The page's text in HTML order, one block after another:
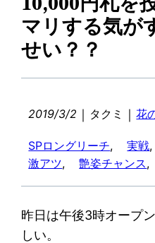
マリする気が
せい？？
2019/3/2 ｜ タクミ ｜花
SPロングリーチ, 実戦,
激アツ, 艶姿チャンス,
昨日は午後3時オープ
しい。